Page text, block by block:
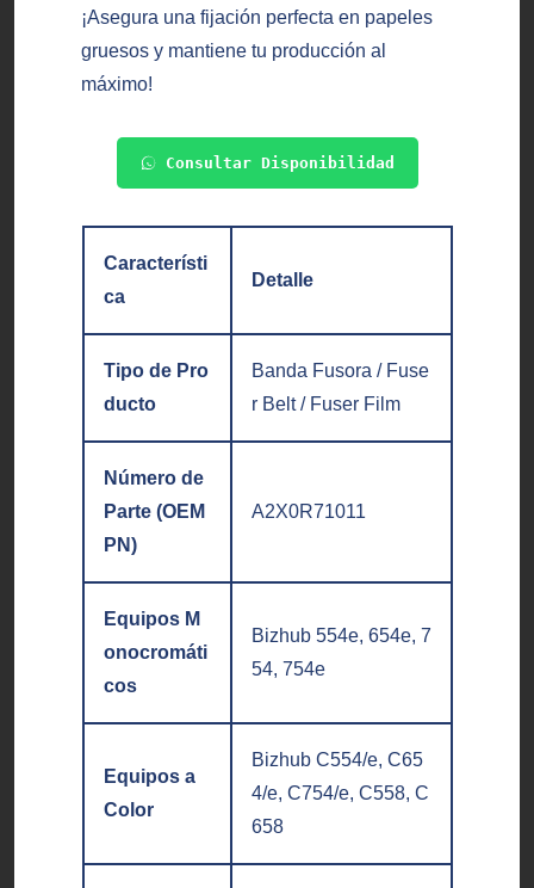
¡Asegura una fijación perfecta en papeles
gruesos y mantiene tu producción al
máximo!
Consultar Disponibilidad
Característi
ca
Detalle
Tipo de Pro
ducto
Banda Fusora / Fuse
r Belt / Fuser Film
Número de
Parte (OEM
PN)
A2X0R71011
Equipos M
onocromáti
cos
Bizhub 554e, 654e, 7
54, 754e
Equipos a
Color
Bizhub C554/e, C65
4/e, C754/e, C558, C
658